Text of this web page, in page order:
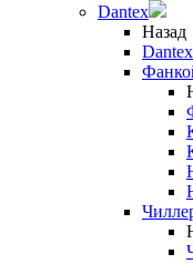
Dantex
Назад
Dantex